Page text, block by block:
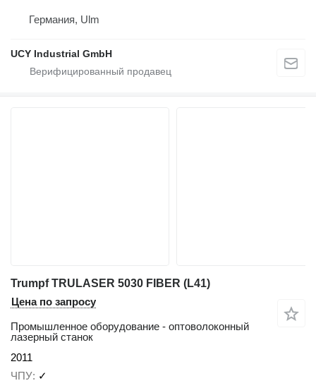
Германия, Ulm
UCY Industrial GmbH
Trumpf TRULASER 5030 FIBER (L41)
Цена по запросу
Промышленное оборудование - оптоволоконный
лазерный станок
2011
ЧПУ ✓